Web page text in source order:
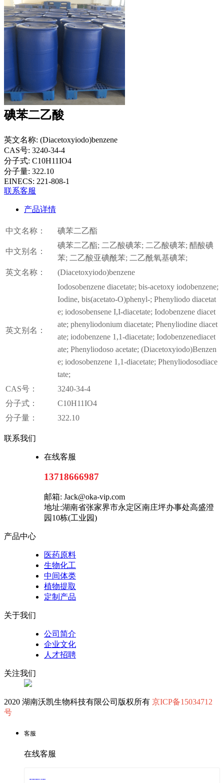
碘苯二乙酸
英文名称: (Diacetoxyiodo)benzene
CAS号: 3240-34-4
分子式: C10H11IO4
分子量: 322.10
EINECS: 221-808-1
联系客服
产品详情
中文名称： 碘苯二乙酯
中文别名：
碘苯二乙酯; 二乙酸碘苯; 二乙酸碘苯; 醋酸碘
苯; 二乙酸亚碘酰苯; 二乙酰氧基碘苯;
英文名称：
(Diacetoxyiodo)benzene
英文别名：
Iodosobenzene diacetate; bis-acetoxy iodobenzene;
Iodine, bis(acetato-O)phenyl-; Phenyliodo diacetat
e; iodosobensene I,I-diacetate; Iodobenzene diacet
ate; phenyliodonium diacetate; Phenyliodine diacet
ate; iodobenzene 1,1-diacetate; Iodobenzenediacet
ate; Phenyliodoso acetate; (Diacetoxyiodo)Benzen
e; iodosobenzene 1,1-diacetate; Phenyliodosodiace
tate;
CAS号：
3240-34-4
分子式：
C10H11IO4
分子量：
322.10
联系我们
在线客服
13718666987
邮箱: Jack@oka-vip.com
地址:湖南省张家界市永定区南庄坪办事处高盛澄
园10栋(工业园)
产品中心
医药原料
生物化工
中间体类
植物提取
定制产品
关于我们
公司简介
企业文化
人才招聘
关注我们
2020 湖南沃凯生物科技有限公司版权所有 京ICP备15034712
号
客服
在线客服